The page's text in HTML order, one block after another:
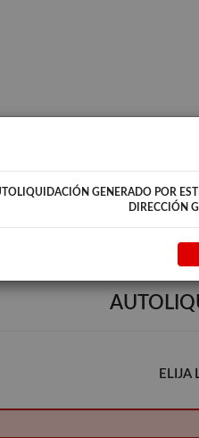
OBLIGATORIO
PDF, y se adjuntará al
Debe tener instalado en su equipo el
hacer click en el icono de €.
ELIJA
GENERADO POR
DIRECCIÓN